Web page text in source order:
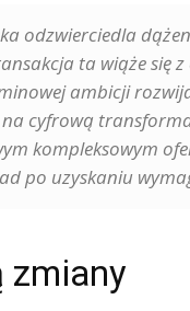
odzwierciedla
ta wiąże się
ambicji
na cyfrową
kompleksowym
po uzyskaniu
zmiany